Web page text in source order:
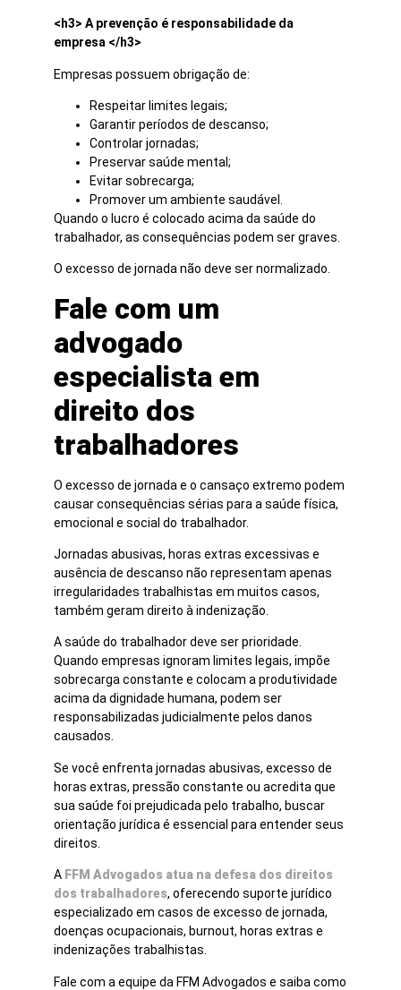
<h3> A prevenção é responsabilidade da
empresa </h3>
Empresas possuem obrigação de:
Respeitar limites legais;
Garantir períodos de descanso;
Controlar jornadas;
Preservar saúde mental;
Evitar sobrecarga;
Promover um ambiente saudável.
Quando o lucro é colocado acima da saúde do
trabalhador, as consequências podem ser graves.
O excesso de jornada não deve ser normalizado.
Fale com um
advogado
especialista em
direito dos
trabalhadores
O excesso de jornada e o cansaço extremo podem
causar consequências sérias para a saúde física,
emocional e social do trabalhador.
Jornadas abusivas, horas extras excessivas e
ausência de descanso não representam apenas
irregularidades trabalhistas em muitos casos,
também geram direito à indenização.
A saúde do trabalhador deve ser prioridade.
Quando empresas ignoram limites legais, impõe
sobrecarga constante e colocam a produtividade
acima da dignidade humana, podem ser
responsabilizadas judicialmente pelos danos
causados.
Se você enfrenta jornadas abusivas, excesso de
horas extras, pressão constante ou acredita que
sua saúde foi prejudicada pelo trabalho, buscar
orientação jurídica é essencial para entender seus
direitos.
A FFM Advogados atua na defesa dos direitos
dos trabalhadores, oferecendo suporte jurídico
especializado em casos de excesso de jornada,
doenças ocupacionais, burnout, horas extras e
indenizações trabalhistas.
Fale com a equipe da FFM Advogados e saiba como